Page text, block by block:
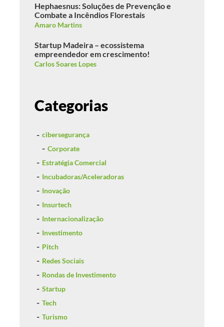
Hephaesnus: Soluções de Prevenção e
Combate a Incêndios Florestais
Amaro Martins
Startup Madeira – ecossistema
empreendedor em crescimento!
Carlos Soares Lopes
Categorias
cibersegurança
Corporate
Estratégia Comercial
Incubadoras/Aceleradoras
Inovação
Insurtech
Internacionalização
Investimento
Pitch
Redes Sociais
Rondas de Investimento
Startup
Tech
Turismo